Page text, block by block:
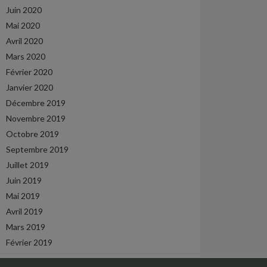
Juin 2020
Mai 2020
Avril 2020
Mars 2020
Février 2020
Janvier 2020
Décembre 2019
Novembre 2019
Octobre 2019
Septembre 2019
Juillet 2019
Juin 2019
Mai 2019
Avril 2019
Mars 2019
Février 2019